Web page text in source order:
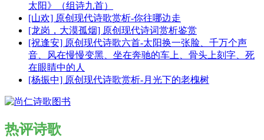
太阳》（组诗九首）
[山欢] 原创现代诗歌赏析-你往哪边走
[龙岗，大漠孤烟] 原创现代诗词赏析鉴赏
[祝逢安] 原创现代诗歌六首-太阳换一张脸、千万个声
音、风在慢慢变黑、坐在奔驰的车上、骨头上刻字、死
在眼睛中的人
[杨振中] 原创现代诗歌赏析-月光下的老槐树
热评诗歌